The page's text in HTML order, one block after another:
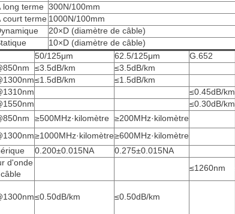
long terme 300N/100mm
court terme 1000N/100mm
20×D (diamètre de câble)
10×D (diamètre de câble)
50/125μm 62.5/125μm G.652
≤3.5dB/km
≤3.5dB/km
≤1.5dB/km
≤1.5dB/km
≤0.45dB/km
≤0.30dB/km
≥500MHz·kilomètre ≥200MHz·kilomètre
≥1000MHz·kilomètre≥600MHz·kilomètre
0.200±0.015NA
0.275±0.015NA
d'onde
≤1260nm
≤0.50dB/km ≤0.50dB/km